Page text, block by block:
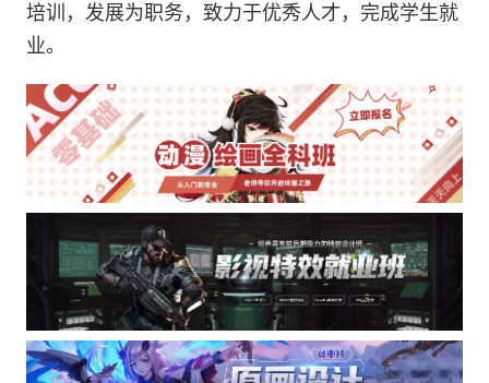
培训，发展为职务，致力于优秀人才，完成学生就
业。